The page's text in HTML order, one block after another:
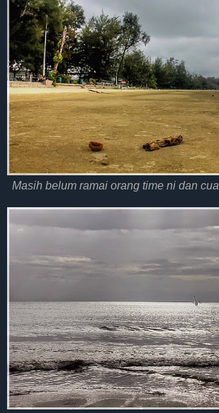
Masih belum ramai orang time ni dan